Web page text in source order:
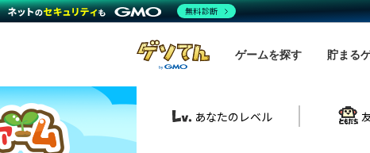
ゲームを探す 貯まる
あなたのレベル
無料診断